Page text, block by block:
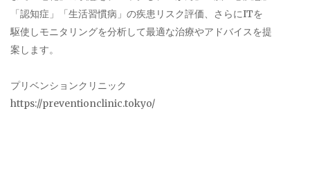
「認知症」「生活習慣病」の疾患リスク評価、さらにITを
駆使しモニタリングを分析して最適な治療やアドバイスを提
案します。
プリベンションクリニック
https://preventionclinic.tokyo/